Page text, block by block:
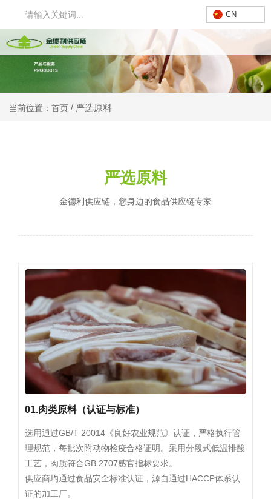
CN
当前位置：首页 / 严选原料
严选原料
⾦德利供应链，您⾝边的⻝品供应链专家
01.肉类原料（认证与标准）
选用通过GB/T 20014《良好农业规范》认证，严格执行管
理规范，每批次附动物检疫合格证明。采用分段式低温排酸
工艺，肉质符合GB 2707感官指标要求。
供应商均通过食品安全标准认证，源自通过HACCP体系认
证的加工厂。